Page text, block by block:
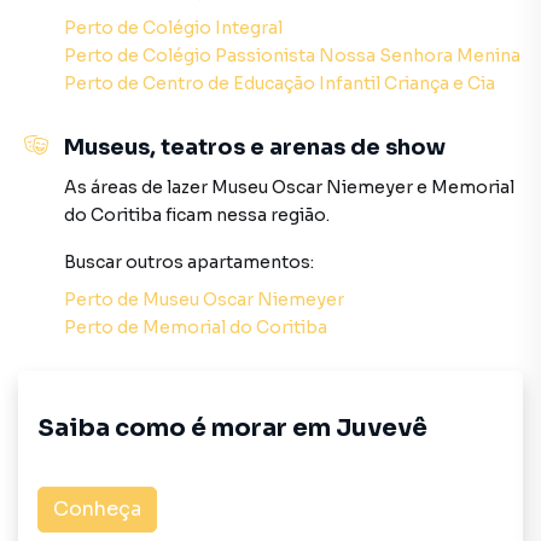
SPA e Relaxamento: Um sofisticado espaço de SPA
planejado especificamente para os seus momentos de
autocuidado, descanso e renovação das energias sem sair
Conceito Double Fitness: Para os amantes da saúde e da
alta performance, o condomínio oferece duas áreas de
treino: uma moderna Academia Interna com
livre, perfeita para exercícios funcionais em dias
ensolarados;
jantares e recepções mais intimistas;
Aconchego ao Ar Livre: Um moderno Fire Place (praça de
fogo com lounges externos), o cenário ideal para
Perto de Colégio Integral
Perto de Colégio Passionista Nossa Senhora Menina
Perto de Centro de Educação Infantil Criança e Cia
Museus, teatros e arenas de show
As áreas de lazer Museu Oscar Niemeyere Memorial
do Coritiba ficam nessa região.
Buscar outros apartamentos:
Perto de Museu Oscar Niemeyer
Perto de Memorial do Coritiba
Saiba como é morar em Juvevê
Conheça